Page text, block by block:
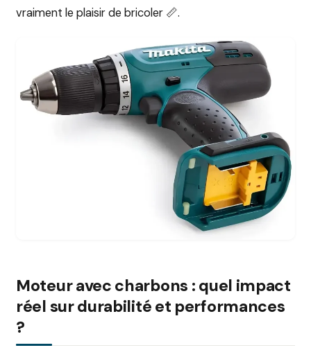
vraiment le plaisir de bricoler 📏.
Moteur avec charbons : quel impact
réel sur durabilité et performances
?